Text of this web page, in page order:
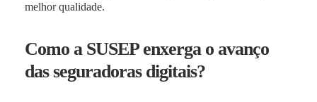
melhor qualidade.
Como a SUSEP enxerga o avanço
das seguradoras digitais?